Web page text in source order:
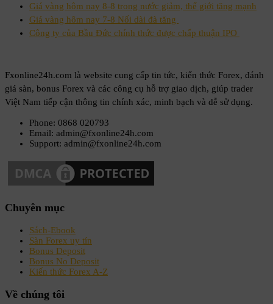
Giá vàng hôm nay 8-8 trong nước giảm, thế giới tăng mạnh
Giá vàng hôm nay 7-8 Nối dài đà tăng
Công ty của Bầu Đức chính thức được chấp thuận IPO
Fxonline24h.com là website cung cấp tin tức, kiến thức Forex, đánh
giá sàn, bonus Forex và các công cụ hỗ trợ giao dịch, giúp trader
Việt Nam tiếp cận thông tin chính xác, minh bạch và dễ sử dụng.
Phone: 0868 020793
Email: admin@fxonline24h.com
Support: admin@fxonline24h.com
Chuyên mục
Sách-Ebook
Sàn Forex uy tín
Bonus Deposit
Bonus No Deposit
Kiến thức Forex A-Z
Về chúng tôi